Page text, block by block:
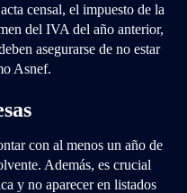
censal, el impuesto de la
del IVA del año anterior,
asegurarse de no estar
Asnef.
con al menos un año de
Además, es crucial
y no aparecer en listados